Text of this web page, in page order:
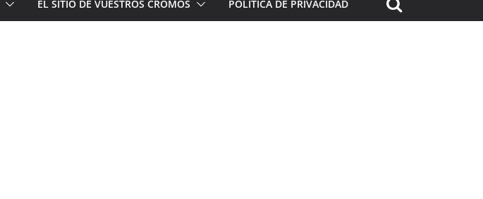
EL SITIO DE VUESTROS CROMOS POLÍTICA DE PRIVACIDAD